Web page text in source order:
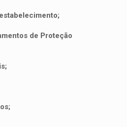
de Proteção